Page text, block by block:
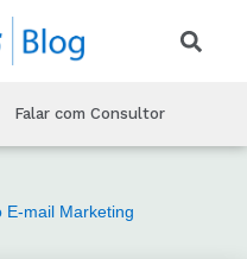
Falar com Consultor
E-mail Marketing